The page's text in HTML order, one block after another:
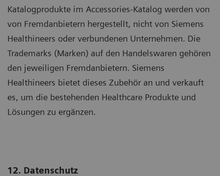
Katalogprodukte im Accessories-Katalog werden von
von Fremdanbietern hergestellt, nicht von Siemens
Healthineers oder verbundenen Unternehmen. Die
Trademarks (Marken) auf den Handelswaren gehören
den jeweiligen Fremdanbietern. Siemens
Healthineers bietet dieses Zubehör an und verkauft
es, um die bestehenden Healthcare Produkte und
Lösungen zu ergänzen.
12. Datenschutz